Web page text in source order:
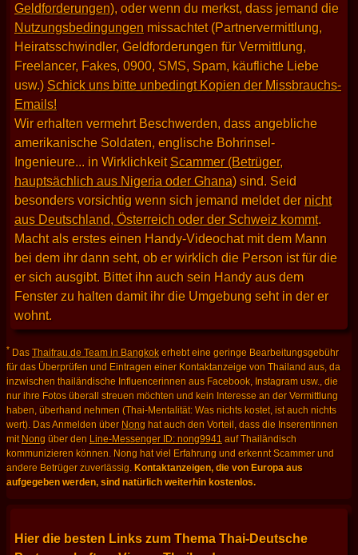
Geldforderungen), oder wenn du merkst, dass jemand die
Nutzungsbedingungen missachtet (Partnervermittlung,
Heiratsschwindler, Geldforderungen für Vermittlung,
Freelancer, Fakes, 0900, SMS, Spam, käufliche Liebe
usw.) Schick uns bitte unbedingt Kopien der Missbrauchs-
Emails!
Wir erhalten vermehrt Beschwerden, dass angebliche
amerikanische Soldaten, englische Bohrinsel-
Ingenieure... in Wirklichkeit Scammer (Betrüger,
hauptsächlich aus Nigeria oder Ghana)sind. Seid
besonders vorsichtig wenn sich jemand meldet der nicht
aus Deutschland, Österreich oder der Schweiz kommt.
Macht als erstes einen Handy-Videochat mit dem Mann
bei dem ihr dann seht, ob er wirklich die Person ist für die
er sich ausgibt. Bittet ihn auch sein Handy aus dem
Fenster zu halten damit ihr die Umgebung seht in der er
wohnt.
* Das Thaifrau.de Team in Bangkok erhebt eine geringe Bearbeitungsgebühr
für das Überprüfen und Eintragen einer Kontaktanzeige von Thailand aus, da
inzwischen thailändische Influencerinnen aus Facebook, Instagram usw., die
nur ihre Fotos überall streuen möchten und kein Interesse an der Vermittlung
haben, überhand nehmen (Thai-Mentalität: Was nichts kostet, ist auch nichts
wert). Das Anmelden über Nong hat auch den Vorteil, dass die Inserentinnen
mit Nong über den Line-Messenger ID: nong9941 auf Thailändisch
kommunizieren können. Nong hat viel Erfahrung und erkennt Scammer und
andere Betrüger zuverlässig. Kontaktanzeigen, die von Europa aus
aufgegeben werden, sind natürlich weiterhin kostenlos.
Hier die besten Links zum Thema Thai-Deutsche